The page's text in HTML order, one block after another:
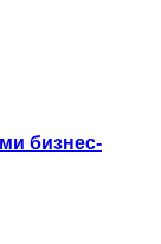
бизнес-